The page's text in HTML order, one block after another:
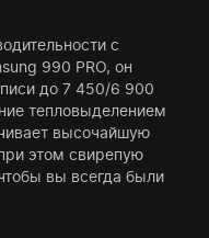
с
990 PRO, он
до 7 450/6 900
тепловыделением
высочайшую
этом свирепую
вы всегда были